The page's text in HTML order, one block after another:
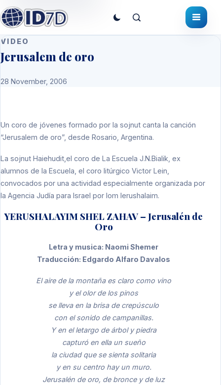
VIDEO
Jerusalem de oro
28 November, 2006
Un coro de jóvenes formado por la sojnut canta la canción
“Jerusalem de oro”, desde Rosario, Argentina.
La sojnut Haiehudit,el coro de La Escuela J.N.Bialik, ex
alumnos de la Escuela, el coro litúrgico Victor Lein,
convocados por una actividad especialmente organizada por
la Agencia Judía para Israel por Iom Ierushalaim.
YERUSHALAYIM SHEL ZAHAV – Jerusalén de
Oro
Letra y musica: Naomi Shemer
Traducción: Edgardo Alfaro Davalos
El aire de la montaña es claro como vino
y el olor de los pinos
se lleva en la brisa de crepúsculo
con el sonido de campanillas.
Y en el letargo de árbol y piedra
capturó en ella un sueño
la ciudad que se sienta solitaria
y en su centro hay un muro.
Jerusalén de oro, de bronce y de luz